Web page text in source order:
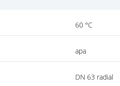
60 °C
apa
DN 63 radial